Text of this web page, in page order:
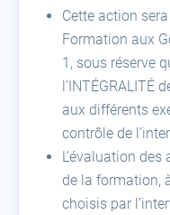
Cette action
Formation aux
1, sous réserve
l’INTÉGRALITÉ
aux différents
contrôle de
L’évaluation
de la formation,
choisis par